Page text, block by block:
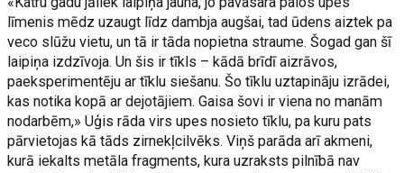
līmenis mēdz uzaugt līdz dambja augšai, tad ūdens aiztek pa
veco slūžu vietu, un tā ir tāda nopietna straume. Šogad gan šī
laipiņa izdzīvoja. Un šis ir tīkls – kādā brīdī aizrāvos,
paeksperimentēju ar tīklu siešanu. Šo tīklu uztapināju izrādei,
kas notika kopā ar dejotājiem. Gaisa šovi ir viena no manām
nodarbēm,» Uģis rāda virs upes nosieto tīklu, pa kuru pats
pārvietojas kā tāds zirnekļcilvēks. Viņš parāda arī akmeni,
kurā iekalts metāla fragments, kura uzraksts pilnībā nav